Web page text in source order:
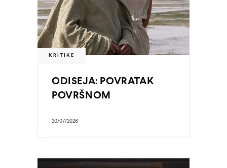
KRITIKE
ODISEJA: POVRATAK
POVRŠNOM
20/07/2026